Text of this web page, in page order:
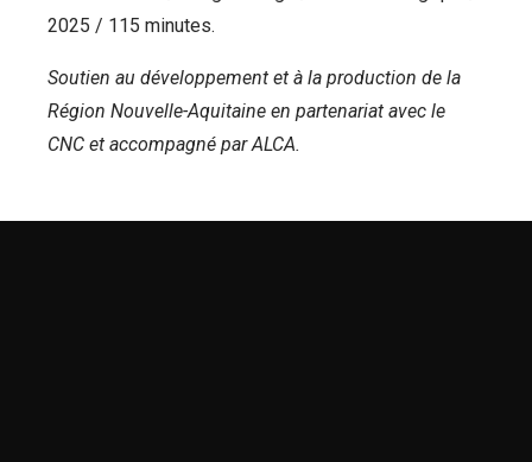
2025 / 115 minutes.
Soutien au développement et à la production de la
Région Nouvelle-Aquitaine en partenariat avec le
CNC et accompagné par ALCA.